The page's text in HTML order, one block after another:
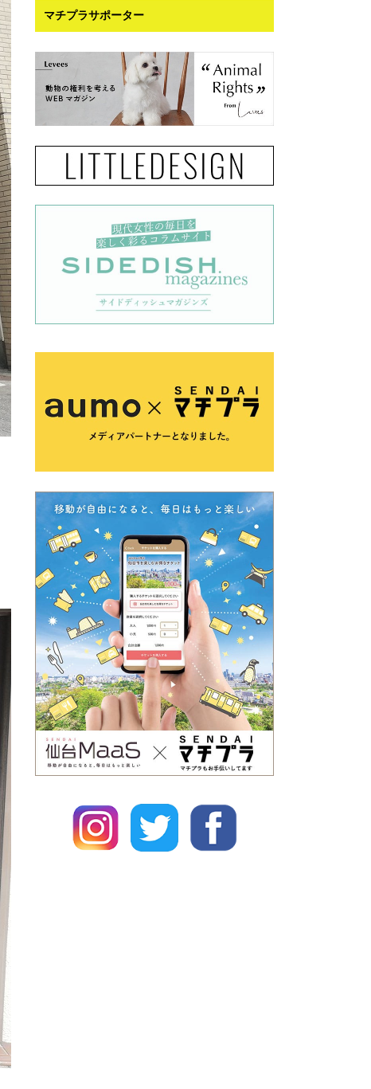
マチプラサポーター